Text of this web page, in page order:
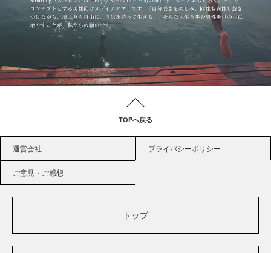
TOPへ戻る
運営会社 プライバシーポリシー
ご意見・ご感想
トップ